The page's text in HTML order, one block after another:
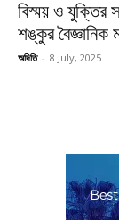
বিস্ময় ও যুক্তির
শঙ্কুর বৈজ্ঞানিক
অদিতি - 8 July, 2025